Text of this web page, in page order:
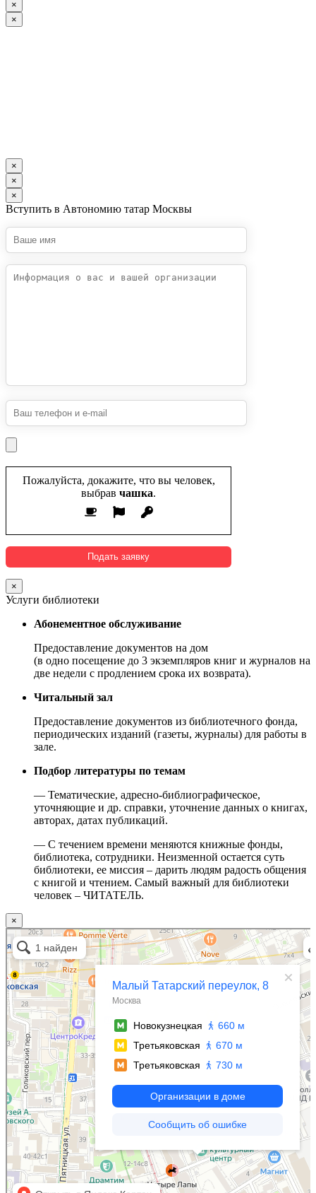
×
×
×
×
×
Вступить в Автономию татар Москвы
Пожалуйста, докажите, что вы человек,
выбрав чашка.
×
Услуги библиотеки
Абонементное обслуживание
Предоставление документов на дом
(в одно посещение до 3 экземпляров книг и журналов на
две недели с продлением срока их возврата).
Читальный зал
Предоставление документов из библиотечного фонда,
периодических изданий (газеты, журналы) для работы в
зале.
Подбор литературы по темам
— Тематические, адресно-библиографическое,
уточняющие и др. справки, уточнение данных о книгах,
авторах, датах публикаций.
— С течением времени меняются книжные фонды,
библиотека, сотрудники. Неизменной остается суть
библиотеки, ее миссия – дарить людям радость общения
с книгой и чтением. Самый важный для библиотеки
человек – ЧИТАТЕЛЬ.
×
Москва
Малый Татарский переулок, 8 на карте Москвы, ближайшее метро Новокузнецкая —
Яндекс.Карты